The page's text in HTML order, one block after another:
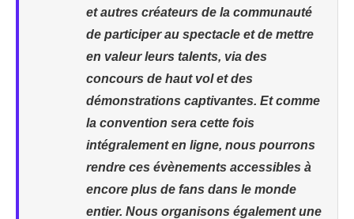
et autres créateurs de la communauté
de participer au spectacle et de mettre
en valeur leurs talents, via des
concours de haut vol et des
démonstrations captivantes. Et comme
la convention sera cette fois
intégralement en ligne, nous pourrons
rendre ces évènements accessibles à
encore plus de fans dans le monde
entier. Nous organisons également une